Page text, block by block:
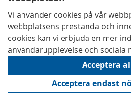
Vi använder cookies på vår
webbplatsens prestanda och
cookies kan vi erbjuda en mer
användarupplevelse och sociala
Acceptera
Acceptera endast
Kontaktuppgifter
Tillgänglighetsredogörelse
Användarvillkor
Inställningar för cookies
(Extern länk)